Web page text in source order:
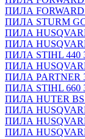
ПИЛА FORWARD
ПИЛА STURM
ПИЛА
ПИЛА
ПИЛА STIHL 440
ПИЛА
ПИЛА PARTNER
ПИЛА STIHL 660
ПИЛА HUTER BS
ПИЛА
ПИЛА
ПИЛА